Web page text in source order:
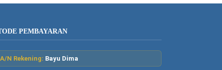
PEMBAYARAN
A/N Rekening: Bayu Dima